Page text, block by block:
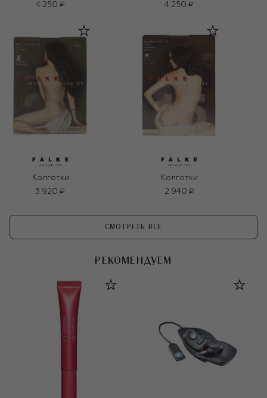
4 250 ₽
4 250 ₽
Колготки
3 920 ₽
Колготки
2 940 ₽
СМОТРЕТЬ ВСЕ
РЕКОМЕНДУЕМ